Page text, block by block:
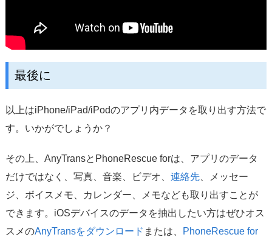
最後に
以上はiPhone/iPad/iPodのアプリ内データを取り出す方法で
す。いかがでしょうか？
その上、AnyTransとPhoneRescue forは、アプリのデータ
だけではなく、写真、音楽、ビデオ、 連絡先、メッセー
ジ、ボイスメモ、カレンダー、メモなども取り出すことが
できます。iOSデバイスのデータを抽出したい方はぜひオス
スメのAnyTransをダウンロード または、
PhoneRescue for